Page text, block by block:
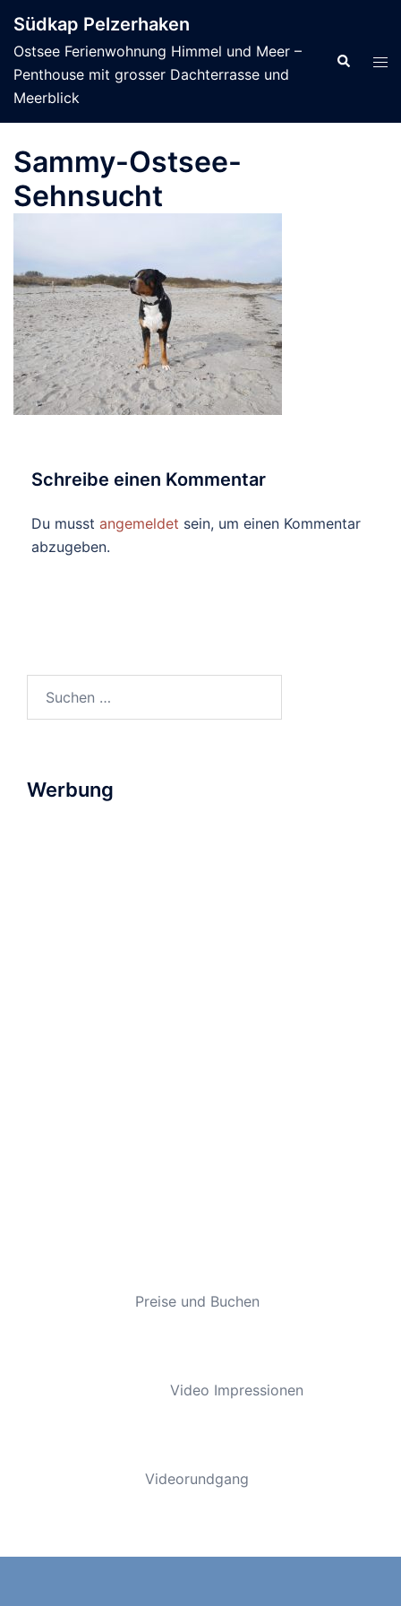
Inhalt
springen
Südkap Pelzerhaken
Ostsee Ferienwohnung Himmel und Meer –
Penthouse mit grosser Dachterrasse und
Meerblick
Suche
Sammy-Ostsee-
Sehnsucht
Schreibe einen Kommentar
Du musst angemeldet sein, um einen Kommentar
abzugeben.
Werbung
Preise und Buchen
Video Impressionen
Videorundgang